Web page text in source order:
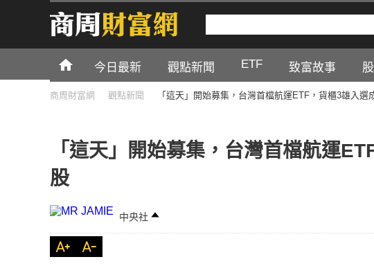
今日最新 觀點新聞 ETF 致富故事
商周財富網 觀點新聞 「這天」開始募集，台灣首檔航運ETF，貨櫃3雄入選
「這天」開始募集，台灣首檔航運
股
中央社